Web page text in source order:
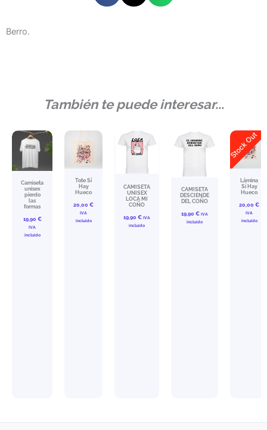
Berro.
También te puede interesar...
Camiseta
unisex
pierdo
las
formas
19,90 €
IVA
incluído
Tote Sí
Hay
Hueco
20,00 €
IVA
incluído
CAMISETA
UNISEX
LOCA MI
COÑO
19,90 € IVA
incluído
CAMISETA
DESCIENDE
DEL COÑO
19,90 € IVA
incluído
Stock Out
Lámina
Sí Hay
Hueco
20,00 €
IVA
incluído